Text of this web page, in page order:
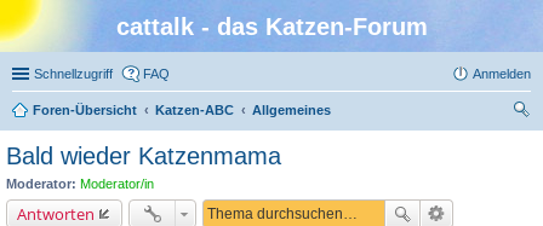
cattalk - das Katzen-Forum
Schnellzugriff FAQ Anmelden
Foren-Übersicht Katzen-ABC
Allgemeines
Bald wieder Katzenmama
Moderator: Moderator/in
Antworten